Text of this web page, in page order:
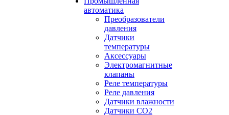
автоматика
Преобразователи
давления
Датчики
температуры
Аксессуары
Электромагнитные
клапаны
Реле температуры
Реле давления
Датчики влажности
Датчики CO2